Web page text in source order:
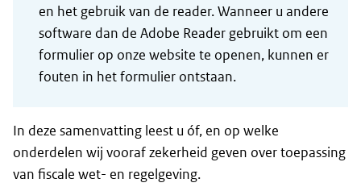
en het gebruik van de reader. Wanneer u andere
software dan de Adobe Reader gebruikt om een
formulier op onze website te openen, kunnen er
fouten in het formulier ontstaan.
In deze samenvatting leest u óf, en op welke
onderdelen wij vooraf zekerheid geven over toepassing
van fiscale wet- en regelgeving.